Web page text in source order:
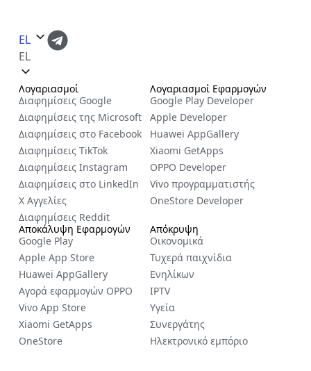
EL
EL
Λογαριασμοί
Διαφημίσεις Google
Διαφημίσεις της Microsoft
Διαφημίσεις στο Facebook
Διαφημίσεις TikTok
Διαφημίσεις Instagram
Διαφημίσεις στο LinkedIn
X Αγγελίες
Διαφημίσεις Reddit
Απόκρυψη
Οικονομικά
Τυχερά παιχνίδια
Ενηλίκων
IPTV
Υγεία
Συνεργάτης
Ηλεκτρονικό εμπόριο
Λογαριασμοί Εφαρμογών
Google Play Developer
Apple Developer
Huawei AppGallery
Xiaomi GetApps
OPPO Developer
Vivo προγραμματιστής
OneStore Developer
Αποκάλυψη Εφαρμογών
Google Play
Apple App Store
Huawei AppGallery
Αγορά εφαρμογών OPPO
Vivo App Store
Xiaomi GetApps
OneStore